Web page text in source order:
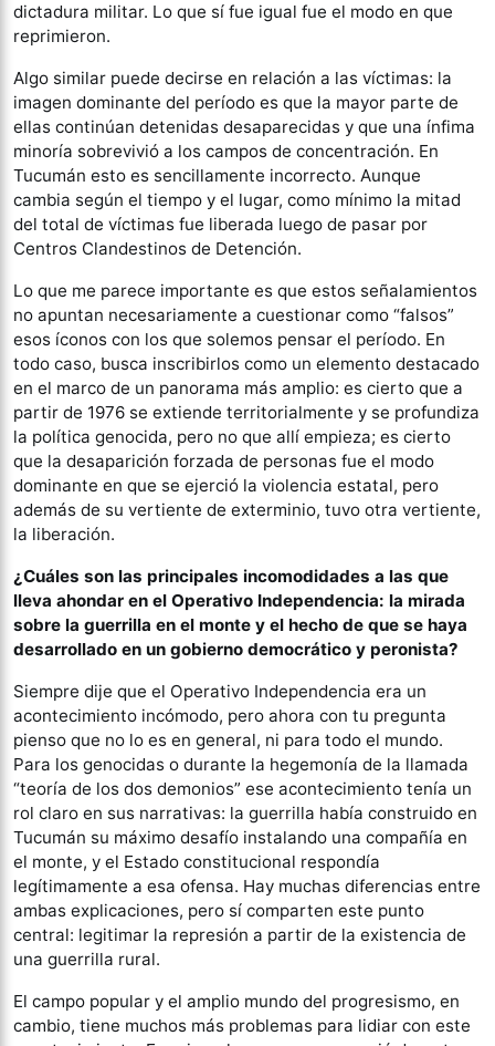
dictadura militar. Lo que sí fue igual fue el modo en que
reprimieron.
Algo similar puede decirse en relación a las víctimas: la
imagen dominante del período es que la mayor parte de
ellas continúan detenidas desaparecidas y que una ínfima
minoría sobrevivió a los campos de concentración. En
Tucumán esto es sencillamente incorrecto. Aunque
cambia según el tiempo y el lugar, como mínimo la mitad
del total de víctimas fue liberada luego de pasar por
Centros Clandestinos de Detención.
Lo que me parece importante es que estos señalamientos
no apuntan necesariamente a cuestionar como “falsos”
esos íconos con los que solemos pensar el período. En
todo caso, busca inscribirlos como un elemento destacado
en el marco de un panorama más amplio: es cierto que a
partir de 1976 se extiende territorialmente y se profundiza
la política genocida, pero no que allí empieza; es cierto
que la desaparición forzada de personas fue el modo
dominante en que se ejerció la violencia estatal, pero
además de su vertiente de exterminio, tuvo otra vertiente,
la liberación.
¿Cuáles son las principales incomodidades a las que
lleva ahondar en el Operativo Independencia: la mirada
sobre la guerrilla en el monte y el hecho de que se haya
desarrollado en un gobierno democrático y peronista?
Siempre dije que el Operativo Independencia era un
acontecimiento incómodo, pero ahora con tu pregunta
pienso que no lo es en general, ni para todo el mundo.
Para los genocidas o durante la hegemonía de la llamada
“teoría de los dos demonios” ese acontecimiento tenía un
rol claro en sus narrativas: la guerrilla había construido en
Tucumán su máximo desafío instalando una compañía en
el monte, y el Estado constitucional respondía
legítimamente a esa ofensa. Hay muchas diferencias entre
ambas explicaciones, pero sí comparten este punto
central: legitimar la represión a partir de la existencia de
una guerrilla rural.
El campo popular y el amplio mundo del progresismo, en
cambio, tiene muchos más problemas para lidiar con este